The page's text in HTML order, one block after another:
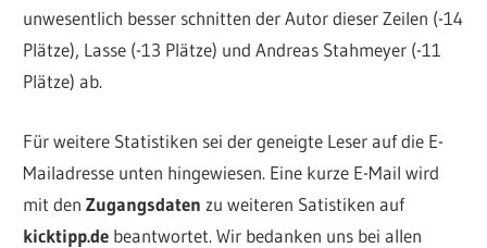
unwesentlich besser schnitten der Autor dieser Zeilen (-14
Plätze), Lasse (-13 Plätze) und Andreas Stahmeyer (-11
Plätze) ab.
Für weitere Statistiken sei der geneigte Leser auf die E-
Mailadresse unten hingewiesen. Eine kurze E-Mail wird
mit denZugangsdaten zu weiteren Satistiken auf
kicktipp.de beantwortet. Wir bedanken uns bei allen